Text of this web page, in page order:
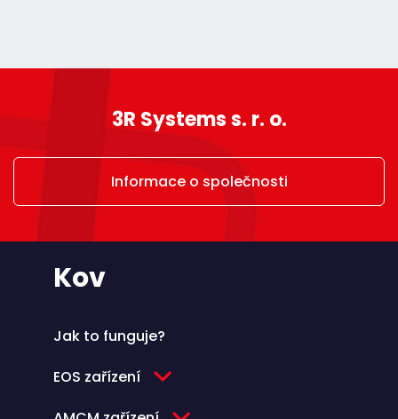
3R Systems s. r. o.
Informace o společnosti
Kov
Jak to funguje?
EOS zařízení